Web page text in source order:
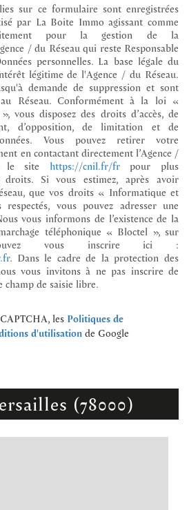
sur ce formulaire sont enregistrées
par La Boite Immo agissant comme
pour la gestion de la
/ du Réseau qui reste Responsable
personnelles. La base légale du
légitime de l'Agence / du Réseau.
demande de suppression et sont
Réseau. Conformément à la loi «
vous disposez des droits d’accès, de
d’opposition, de limitation et de
Vous pouvez retirer votre
en contactant directement l’Agence /
le site https://cnil.fr/frpour plus
droits. Si vous estimez, après avoir
que vos droits « Informatique et
vous pouvez adresser une
vous informons de l’existence de la
téléphonique « Bloctel », sur
vous inscrire ici :
. Dans le cadre de la protection des
vous invitons à ne pas inscrire de
champ de saisie libre.
les Politiques de
d'utilisationde Google
(78000)